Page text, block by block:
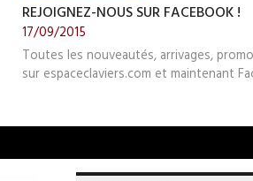
REJOIGNEZ-NOUS SUR FACEBOOK !
17/09/2015
Toutes les nouveautés, arrivages,
sur espaceclaviers.com et maintenant